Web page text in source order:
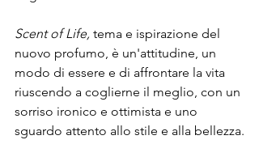
Scent of Life, tema e ispirazione del
nuovo profumo, è un'attitudine, un
modo di essere e di affrontare la vita
riuscendo a coglierne il meglio, con un
sorriso ironico e ottimista e uno
sguardo attento allo stile e alla bellezza.